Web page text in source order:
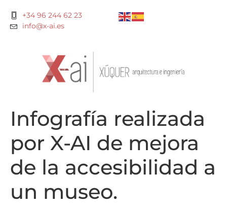
+34 96 244 62 23
info@x-ai.es
Infografía realizada
por X-AI de mejora
de la accesibilidad a
un museo.